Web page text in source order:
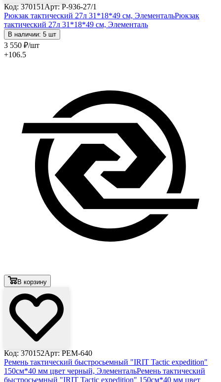
Код: 370151 Арт: Р-936-27/1
Рюкзак тактический 27л 31*18*49 см, ЭлементальРюкзак
тактический 27л 31*18*49 см, Элементаль
В наличии: 5 шт
3 550 ₽/шт
+106.5
В корзину
Код: 370152Арт: РЕМ-640
Ремень тактический быстросьемный "IRIT Tactic expedition"
150см*40 мм цвет черный, ЭлементальРемень тактический
быстросьемный "IRIT Tactic expedition" 150см*40 мм цвет